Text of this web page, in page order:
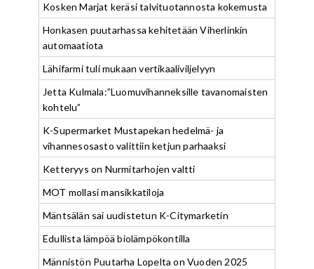
Kosken Marjat keräsi talvituotannosta kokemusta
Honkasen puutarhassa kehitetään Viherlinkin
automaatiota
Lähifarmi tuli mukaan vertikaaliviljelyyn
Jetta Kulmala:”Luomuvihanneksille tavanomaisten
kohtelu”
K-Supermarket Mustapekan hedelmä- ja
vihannesosasto valittiin ketjun parhaaksi
Ketteryys on Nurmitarhojen valtti
MOT mollasi mansikkatiloja
Mäntsälän sai uudistetun K-Citymarketin
Edullista lämpöä biolämpökontilla
Männistön Puutarha Lopelta on Vuoden 2025